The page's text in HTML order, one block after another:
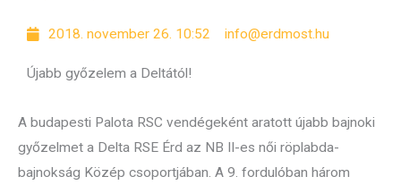
2018. november 26. 10:52 info@erdmost.hu
Újabb győzelem a Deltától!
A budapesti Palota RSC vendégeként aratott újabb bajnoki
győzelmet a Delta RSE Érd az NB II-es női röplabda-
bajnokság Közép csoportjában. A 9. fordulóban három